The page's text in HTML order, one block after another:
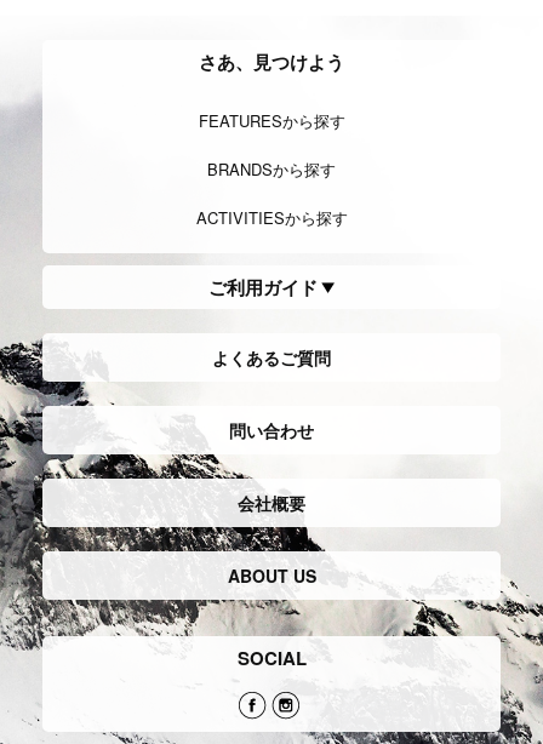
さあ、見つけよう
FEATURESから探す
BRANDSから探す
ACTIVITIESから探す
ご利用ガイド
よくあるご質問
問い合わせ
会社概要
ABOUT US
SOCIAL